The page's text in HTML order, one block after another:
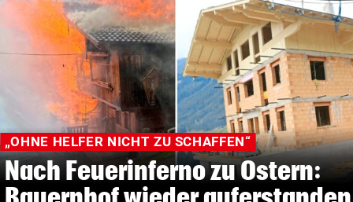
„OHNE HELFER NICHT ZU SCHAFFEN“
Nach Feuerinferno zu Ostern: